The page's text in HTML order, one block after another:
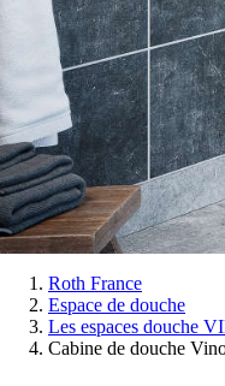
Vous
êtes
Roth France
Espace de douche
Les espaces douche
Cabine de douche